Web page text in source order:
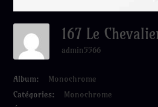
admin5566
Album:
Monochrome
Catégories:
Monochrome